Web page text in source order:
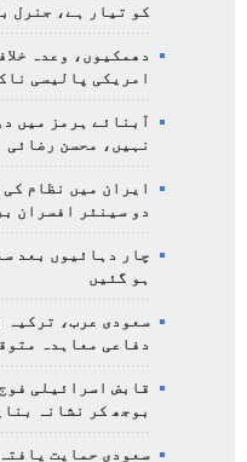
کو تیار ہے، جنرل
دھمکیوں، وعدہ
امریکی پالیسی
آبنائے ہرمز میں
نہیں، محسن رضائی
ایران میں نظام
دو سینئر افسران
چار دہائیوں بعد
ہو گئیں
سعودی عرب، ترکیہ
دفاعی معاہدہ
قابض اسرائیلی
بوجھ کر نشانہ
سعودی حمایت